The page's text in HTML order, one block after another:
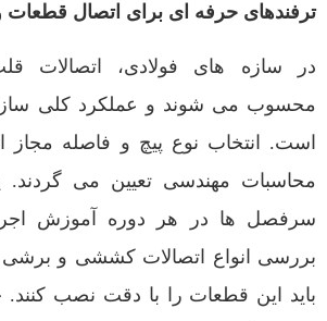
ترفندهای حرفه ای برای اتصال
در سازه های فولادی، اتصالات
محسوب می شوند و عملکرد کلی
است. انتخاب نوع پیچ و فاصله مجاز
محاسبات مهندسی تعیین می گردند.
بررسی انواع اتصالات کششی و
باید این قطعات را با دقت نصب